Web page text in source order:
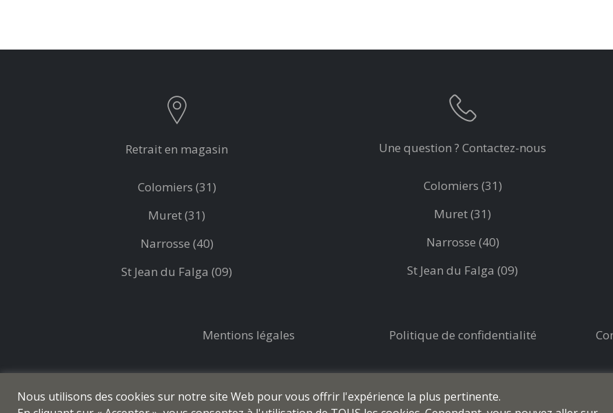
Retrait en magasin
Colomiers (31)
Muret (31)
Narrosse (40)
St Jean du Falga (09)
Une question ? Contactez-nous
Colomiers (31)
Muret (31)
Narrosse (40)
St Jean du Falga (09)
Mentions légales Politique de confidentialité
Nous utilisons des cookies sur notre site Web pour vous offrir l'expérience la plus pertinente.